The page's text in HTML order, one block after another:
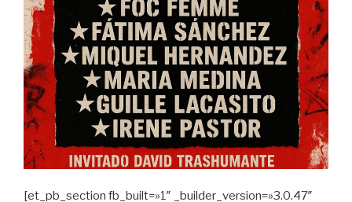
[et_pb_section fb_built=»1″ _builder_version=»3.0.47″